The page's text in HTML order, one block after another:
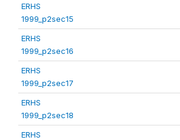
ERHS
1999_p2sec15
ERHS
1999_p2sec16
ERHS
1999_p2sec17
ERHS
1999_p2sec18
ERHS